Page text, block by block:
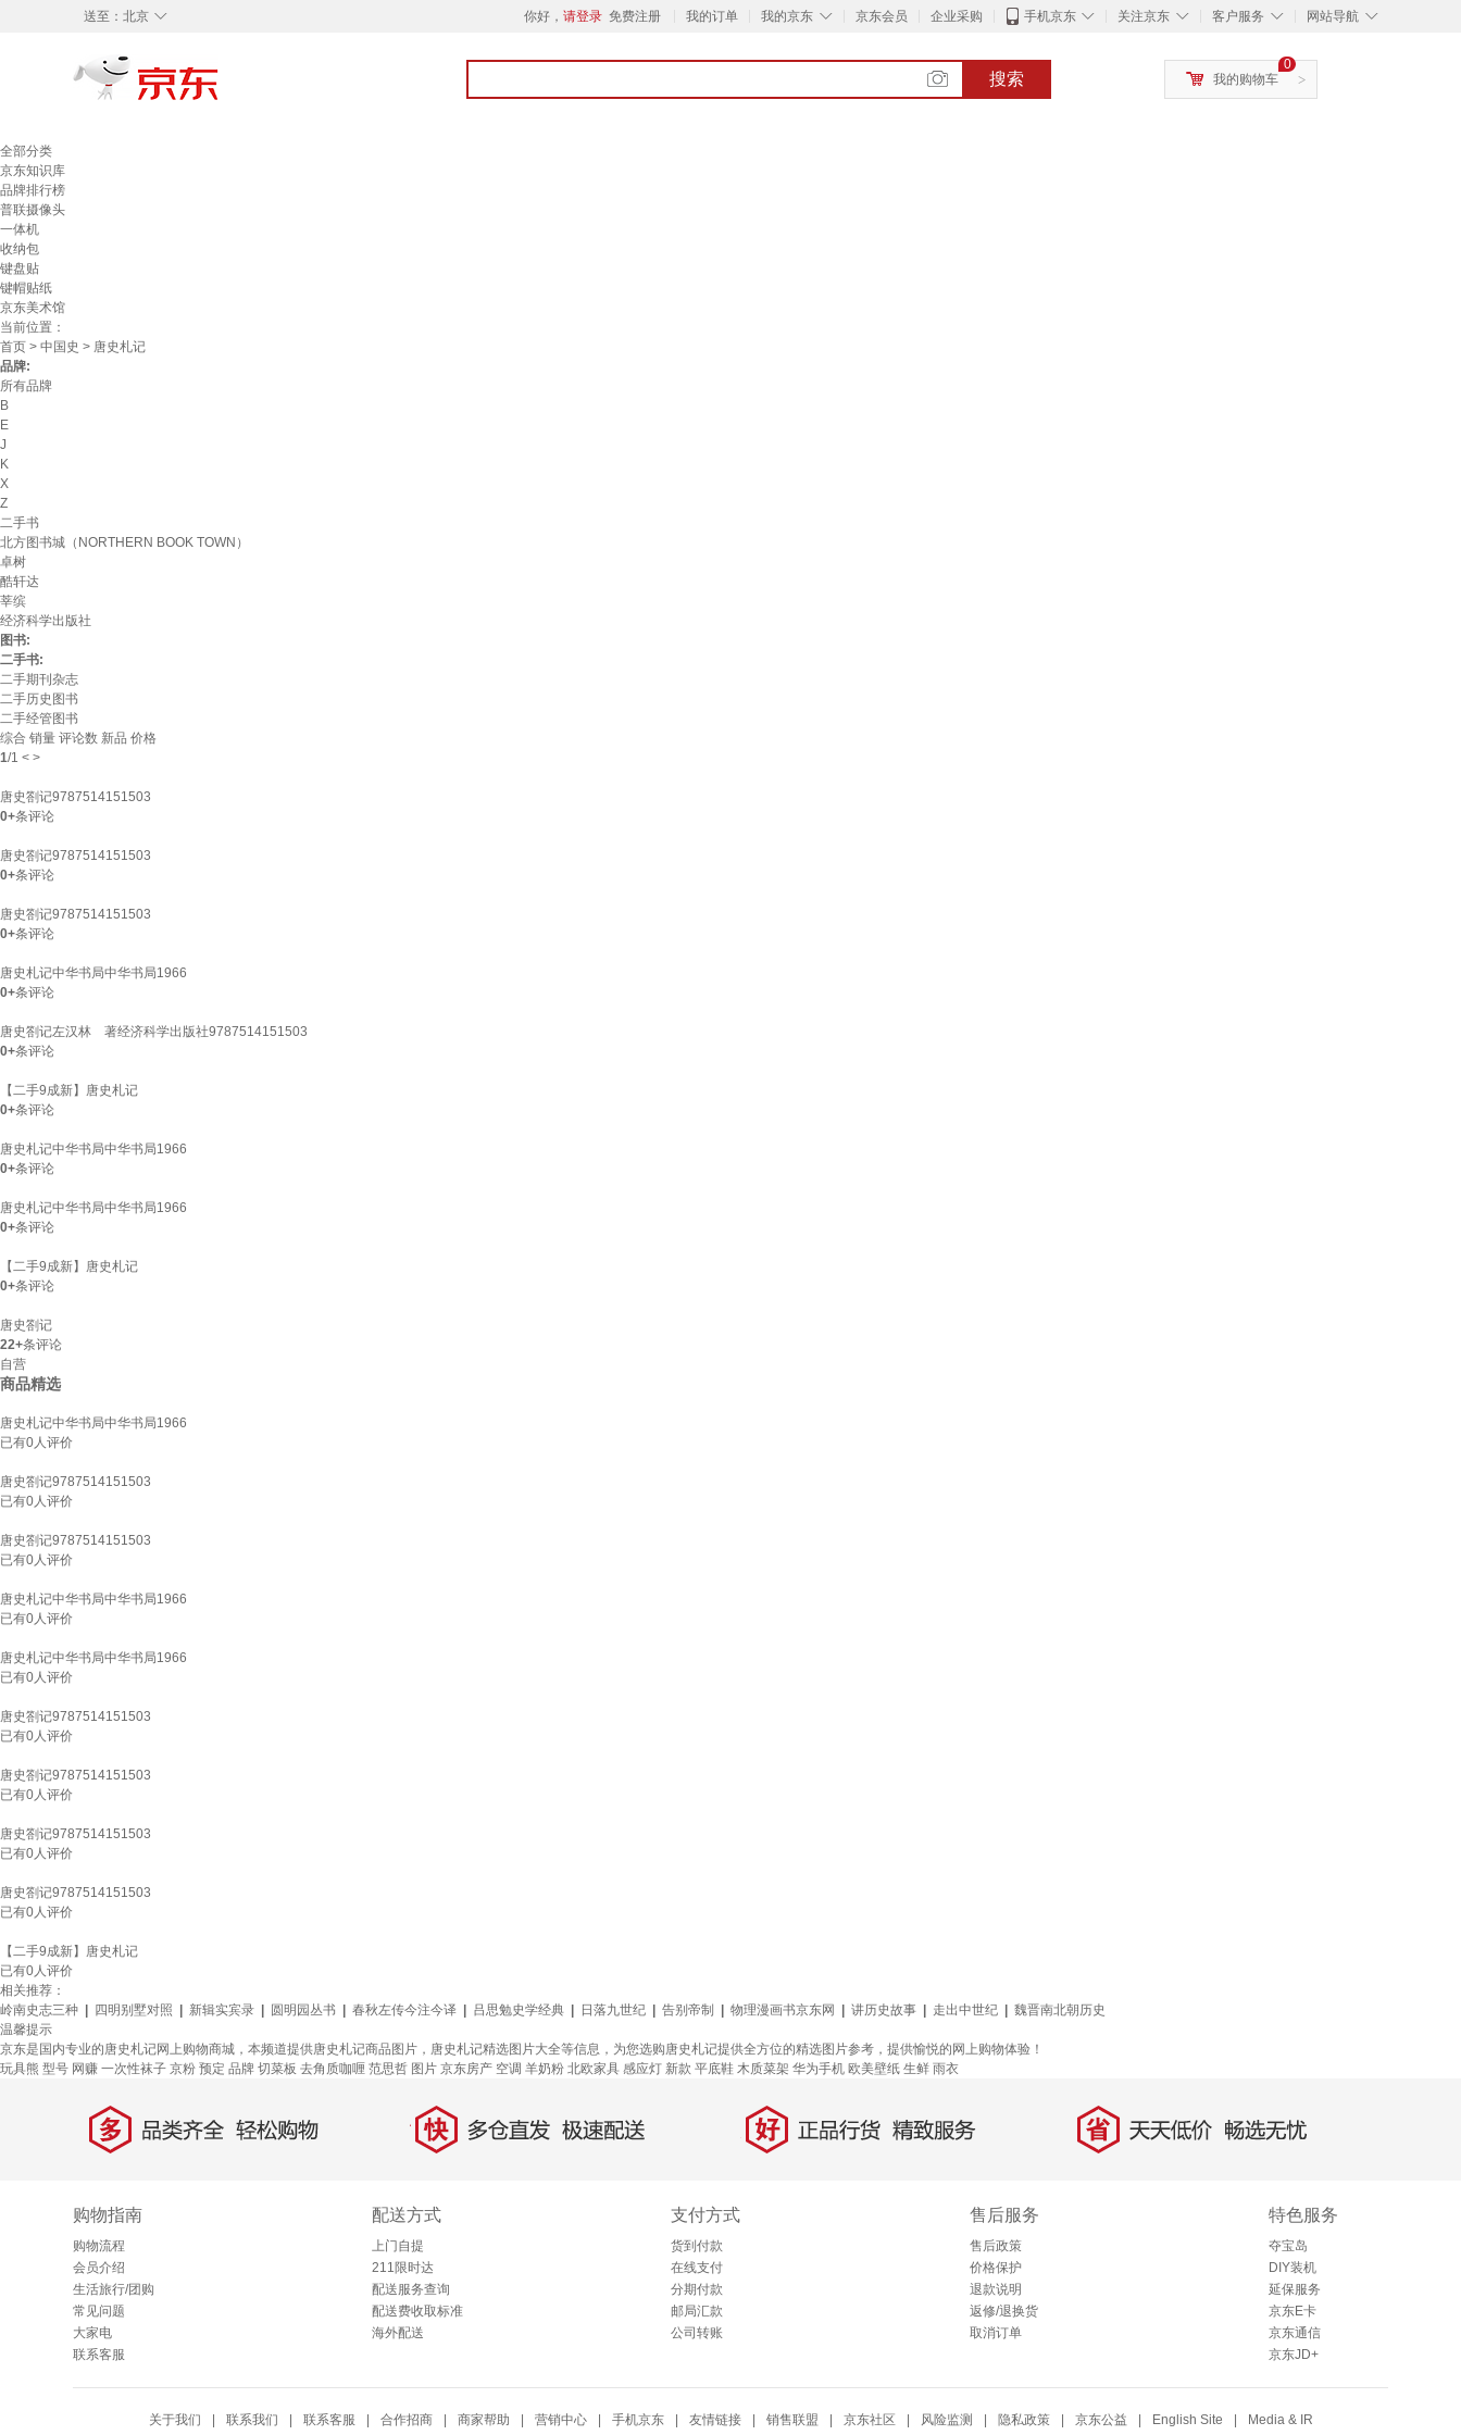
◇
送至： 北京 你好， 请登录 免费注册 我的订单 ◇
我的京东 京东会员 企业采购 ◇
手机京东 ◇
关注京东 ◇
客户服务 ◇
网站导航
搜索 >
0
我的购物车
全部分类
京东知识库
品牌排行榜
普联摄像头
一体机
收纳包
键盘贴
键帽贴纸
京东美术馆
当前位置：
首页 > 中国史 > 唐史札记
品牌:
所有品牌
B
E
J
K
X
Z
二手书
北方图书城（NORTHERN BOOK TOWN）
卓树
酷轩达
莘缤
经济科学出版社
图书:
二手书:
二手期刊杂志
二手历史图书
二手经管图书
综合 销量 评论数 新品 价格
1/1 < >
唐史劄记9787514151503
0+条评论
唐史劄记9787514151503
0+条评论
唐史劄记9787514151503
0+条评论
唐史札记中华书局中华书局1966
0+条评论
唐史劄记左汉林 著经济科学出版社9787514151503
0+条评论
【二手9成新】唐史札记
0+条评论
唐史札记中华书局中华书局1966
0+条评论
唐史札记中华书局中华书局1966
0+条评论
【二手9成新】唐史札记
0+条评论
唐史劄记
22+条评论
自营
商品精选
唐史札记中华书局中华书局1966
已有0人评价
唐史劄记9787514151503
已有0人评价
唐史劄记9787514151503
已有0人评价
唐史札记中华书局中华书局1966
已有0人评价
唐史札记中华书局中华书局1966
已有0人评价
唐史劄记9787514151503
已有0人评价
唐史劄记9787514151503
已有0人评价
唐史劄记9787514151503
已有0人评价
唐史劄记9787514151503
已有0人评价
【二手9成新】唐史札记
已有0人评价
相关推荐：
岭南史志三种
四明别墅对照 新辑实宾录 圆明园丛书 春秋左传今注今译 吕思勉史学经典 日落九世纪 告别帝制 物理漫画书京东网 讲历史故事 走出中世纪
魏晋南北朝历史
温馨提示
京东是国内专业的唐史札记网上购物商城，本频道提供唐史札记商品图片，唐史札记精选图片大全等信息，为您选购唐史札记提供全方位的精选图片参考，提供愉悦的网上购物体验！
玩具熊 型号 网赚 一次性袜子 京粉 预定 品牌 切菜板 去角质咖喱 范思哲 图片 京东房产 空调 羊奶粉 北欧家具 感应灯 新款 平底鞋 木质菜架 华为手机 欧美壁纸 生鲜 雨衣
多 品类齐全，轻松购物 快 多仓直发，极速配送 好 正品行货，精致服务 省 天天低价，畅选无忧
购物指南
购物流程
会员介绍
生活旅行/团购
常见问题
大家电
联系客服
配送方式
上门自提
211限时达
配送服务查询
配送费收取标准
海外配送
支付方式
货到付款
在线支付
分期付款
邮局汇款
公司转账
售后服务
售后政策
价格保护
退款说明
返修/退换货
取消订单
特色服务
夺宝岛
DIY装机
延保服务
京东E卡
京东通信
京东JD+
关于我们 联系我们 联系客服 合作招商 商家帮助 营销中心 手机京东 友情链接 销售联盟 京东社区 风险监测 隐私政策 京东公益 English Site Media & IR